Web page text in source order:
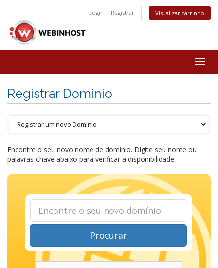
Login Registrar Visualizar carrinho
Registrar Domínio
Encontre o seu novo nome de domínio. Digite seu nome ou
palavras-chave abaixo para verificar a disponibilidade.
Procurar